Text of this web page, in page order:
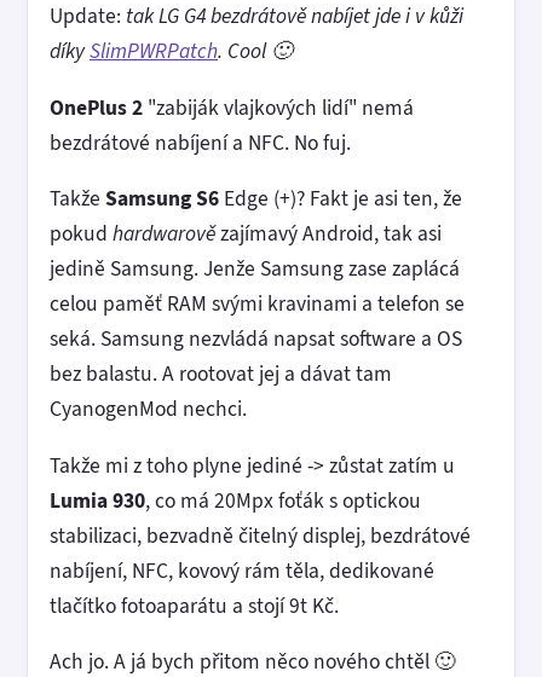
Update: tak LG G4 bezdrátově nabíjet jde i v kůži
díkySlimPWRPatch. Cool 🙂
OnePlus 2 "zabiják vlajkových lidí" nemá
bezdrátové nabíjení a NFC. No fuj.
Takže Samsung S6 Edge (+)? Fakt je asi ten, že
pokud hardwarovězajímavý Android, tak asi
jedině Samsung. Jenže Samsung zase zaplácá
celou paměť RAM svými kravinami a telefon se
seká. Samsung nezvládá napsat software a OS
bez balastu. A rootovat jej a dávat tam
CyanogenMod nechci.
Takže mi z toho plyne jediné -> zůstat zatím u
Lumia 930, co má 20Mpx foťák s optickou
stabilizaci, bezvadně čitelný displej, bezdrátové
nabíjení, NFC, kovový rám těla, dedikované
tlačítko fotoaparátu a stojí 9t Kč.
Ach jo. A já bych přitom něco nového chtěl 🙂